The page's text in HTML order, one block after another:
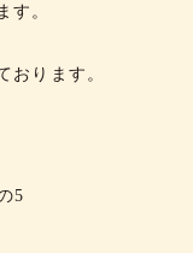
す。
おります。
5